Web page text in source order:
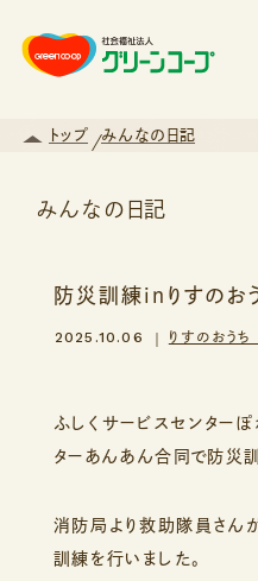
トップ みんなの日記
みんなの日記
エリアから探す
防災訓練inりすのお
2025.10.06 りすのおうち
ふしくサービスセンター
ターあんあん合同で防災訓
消防局より救助隊員さん
訓練を行いました。